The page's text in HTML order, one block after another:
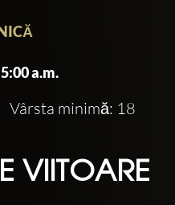
a.m.
Vârsta minimă: 18
VIITOARE